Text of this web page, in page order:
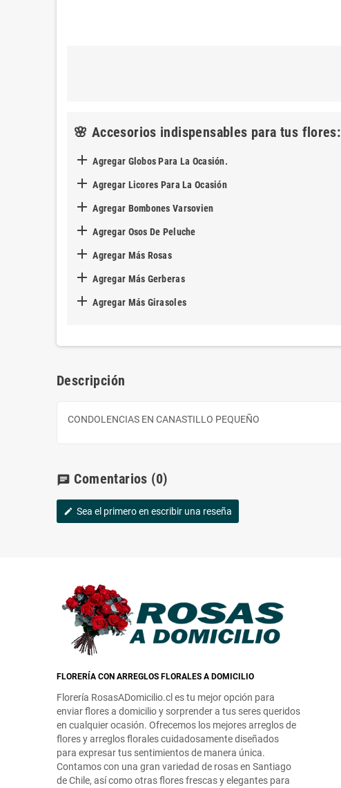
🌸 Accesorios indispensables para tus flores:
 Agregar Globos Para La Ocasión.
 Agregar Licores Para La Ocasión
 Agregar Bombones Varsovien
 Agregar Osos De Peluche
 Agregar Más Rosas
 Agregar Más Gerberas
 Agregar Más Girasoles
Descripción
CONDOLENCIAS EN CANASTILLO PEQUEÑO
chat Comentarios (0)
edit Sea el primero en escribir una reseña
FLORERÍA CON ARREGLOS FLORALES A DOMICILIO
Florería RosasADomicilio.cl es tu mejor opción para
enviar flores a domicilio y sorprender a tus seres queridos
en cualquier ocasión. Ofrecemos los mejores arreglos de
flores y arreglos florales cuidadosamente diseñados
para expresar tus sentimientos de manera única.
Contamos con una gran variedad de rosas en Santiago
de Chile, así como otras flores frescas y elegantes para